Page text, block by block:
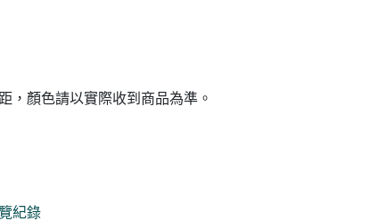
，顏色請以實際收到商品為準。
紀錄